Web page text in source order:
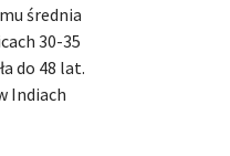
średnia
30-35
do 48 lat.
Indiach